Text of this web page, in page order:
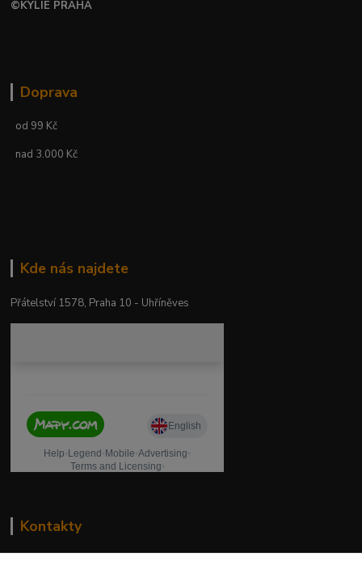
©KYLIE PRAHA
Doprava
od 99 Kč
nad 3.000 Kč
Kde nás najdete
Přátelství 1578, Praha 10 - Uhříněves
Kontakty